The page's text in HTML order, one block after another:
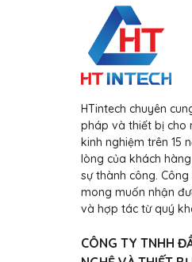
HTintech chuyên
pháp và thiết bị cho
kinh nghiệm trên 15
lòng của khách
sự thành công.
mong muốn nhận
và hợp tác từ quý
CÔNG TY TNHH